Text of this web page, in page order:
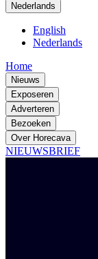
Nederlands
English
Nederlands
Home
Nieuws
Exposeren
Adverteren
Bezoeken
Over Horecava
NIEUWSBRIEF